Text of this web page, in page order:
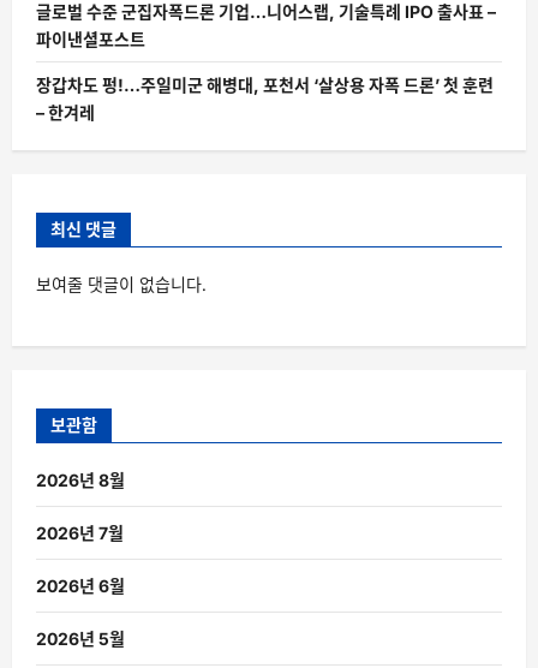
글로벌 수준 군집자폭드론 기업…니어스랩, 기술특례 IPO 출사표 –
파이낸셜포스트
장갑차도 펑!…주일미군 해병대, 포천서 ‘살상용 자폭 드론’ 첫 훈련
– 한겨레
최신 댓글
보여줄 댓글이 없습니다.
보관함
2026년 8월
2026년 7월
2026년 6월
2026년 5월